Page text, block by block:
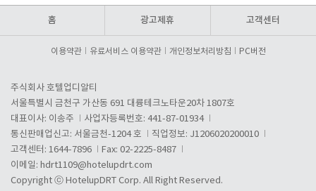
홈 광고제휴 고객센터
이용약관 유료서비스 이용약관 개인정보처리방침 PC버전
주식회사 호텔업디알티
서울특별시 금천구 가산동 691 대륭테크노타운20차 1807호
대표이사: 이송주
사업자등록번호: 441-87-01934
통신판매업신고: 서울금천-1204 호
직업정보: J1206020200010
고객센터: 1644-7896
Fax: 02-2225-8487
이메일: hdrt1109@hotelupdrt.com
Copyright ⓒ HotelupDRT Corp. All Right Reserved.